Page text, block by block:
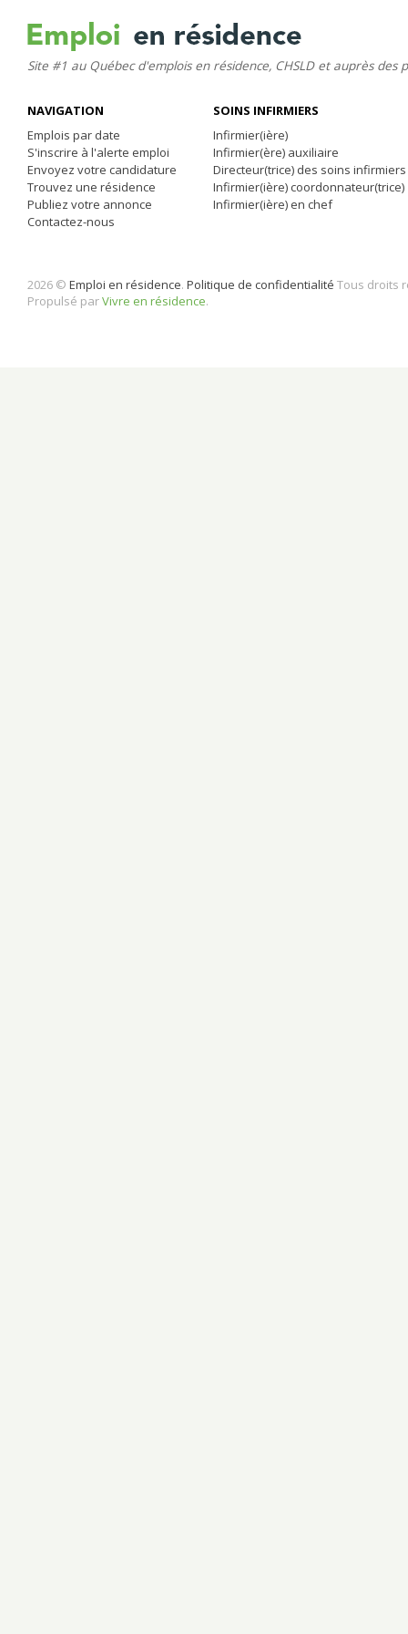
Site #1 au Québec d'emplois en résidence, CHSLD et auprès des
NAVIGATION
Emplois par date
S'inscrire à l'alerte emploi
Envoyez votre candidature
Trouvez une résidence
Publiez votre annonce
Contactez-nous
SOINS INFIRMIERS
Infirmier(ière)
Infirmier(ère) auxiliaire
Directeur(trice) des soins infirmiers
Infirmier(ière) coordonnateur(trice)
Infirmier(ière) en chef
2026 © Emploi en résidence. Politique de confidentialité Tous droits
Propulsé parVivre en résidence.